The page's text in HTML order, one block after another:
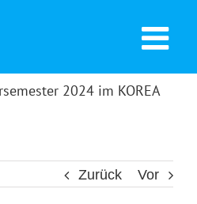
2024 im KOREA
Zurück Vor